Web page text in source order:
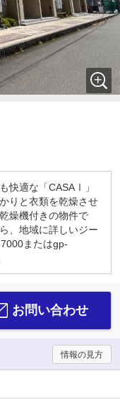
快適な「CASAⅠ」
りと衣類を乾燥させ
燥機付きの物件で
、地域に詳しいジー
またはgp-
お問い合わせ
情報の見方